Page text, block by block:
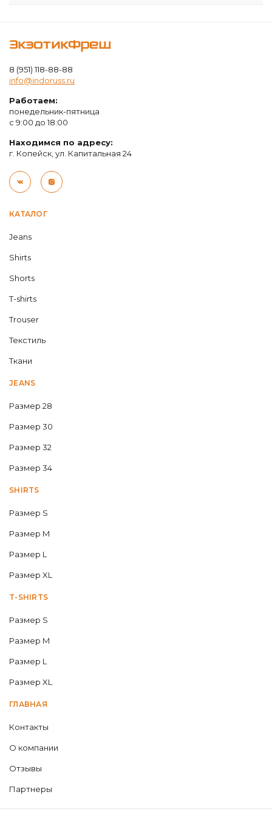
КАТАЛОГ
Jeans
Shirts
Shorts
T-shirts
Trouser
Текстиль
Ткани
JEANS
Размер 28
Размер 30
Размер 32
Размер 34
SHIRTS
Размер S
Размер M
Размер L
Размер XL
T-SHIRTS
Размер S
Размер M
Размер L
Размер XL
ГЛАВНАЯ
Контакты
О компании
Отзывы
Партнеры
ЭкзотикФреш
8 (951) 118-88-88
info@indoruss.ru
Работаем:
понедельник-пятница
с 9:00 до 18:00
Находимся по адресу:
г. Копейск, ул. Капитальная 24